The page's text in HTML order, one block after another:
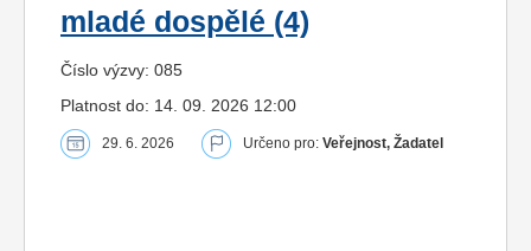
mladé dospělé (4)
Číslo výzvy: 085
Platnost do: 14. 09. 2026 12:00
29. 6. 2026 Určeno pro: Veřejnost, Žadatel